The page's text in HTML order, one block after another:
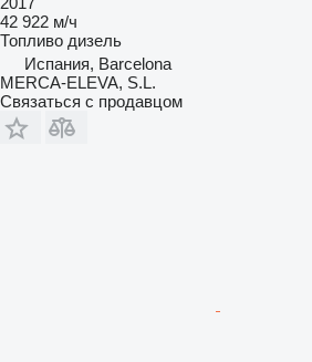
42 922 м/ч
Топливо дизель
Испания, Barcelona
MERCA-ELEVA, S.L.
Связаться с продавцом